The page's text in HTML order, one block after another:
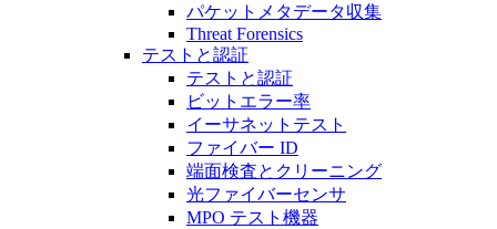
パケットメタデータ収集
Threat Forensics
テストと認証
テストと認証
ビットエラー率
イーサネットテスト
ファイバー ID
端面検査とクリーニング
光ファイバーセンサ
MPO テスト機器